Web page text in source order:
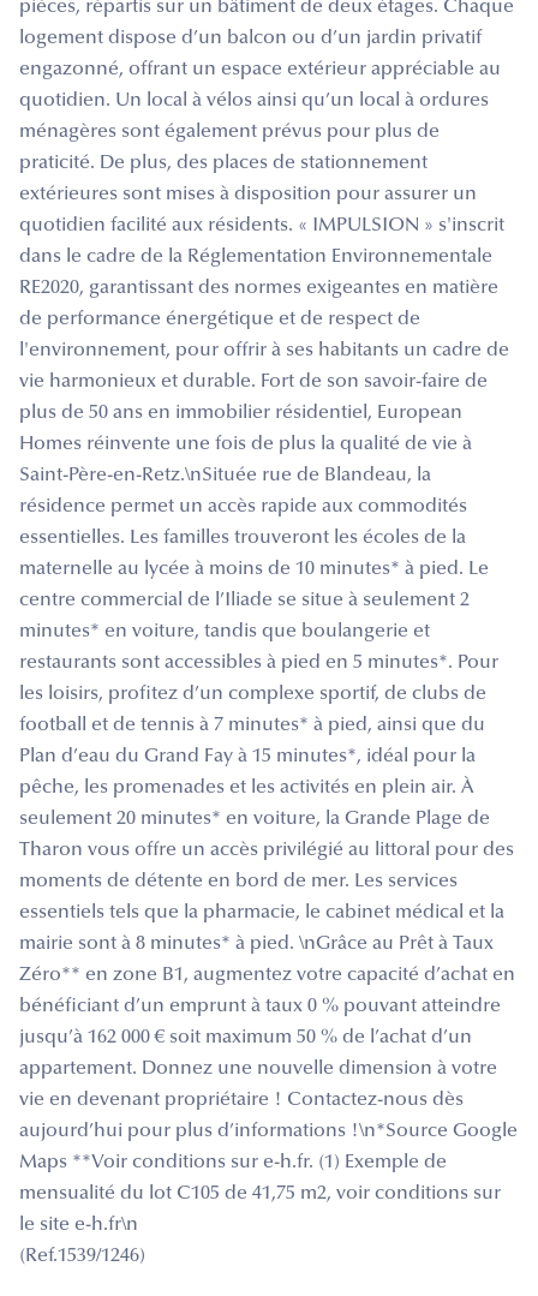
pièces, répartis sur un bâtiment de deux étages. Chaque
logement dispose d’un balcon ou d’un jardin privatif
engazonné, offrant un espace extérieur appréciable au
quotidien. Un local à vélos ainsi qu’un local à ordures
ménagères sont également prévus pour plus de
praticité. De plus, des places de stationnement
extérieures sont mises à disposition pour assurer un
quotidien facilité aux résidents. « IMPULSION » s'inscrit
dans le cadre de la Réglementation Environnementale
RE2020, garantissant des normes exigeantes en matière
de performance énergétique et de respect de
l'environnement, pour offrir à ses habitants un cadre de
vie harmonieux et durable. Fort de son savoir-faire de
plus de 50 ans en immobilier résidentiel, European
Homes réinvente une fois de plus la qualité de vie à
Saint-Père-en-Retz.\nSituée rue de Blandeau, la
résidence permet un accès rapide aux commodités
essentielles. Les familles trouveront les écoles de la
maternelle au lycée à moins de 10 minutes* à pied. Le
centre commercial de l’Iliade se situe à seulement 2
minutes* en voiture, tandis que boulangerie et
restaurants sont accessibles à pied en 5 minutes*. Pour
les loisirs, profitez d’un complexe sportif, de clubs de
football et de tennis à 7 minutes* à pied, ainsi que du
Plan d’eau du Grand Fay à 15 minutes*, idéal pour la
pêche, les promenades et les activités en plein air. À
seulement 20 minutes* en voiture, la Grande Plage de
Tharon vous offre un accès privilégié au littoral pour des
moments de détente en bord de mer. Les services
essentiels tels que la pharmacie, le cabinet médical et la
mairie sont à 8 minutes* à pied. \nGrâce au Prêt à Taux
Zéro** en zone B1, augmentez votre capacité d’achat en
bénéficiant d’un emprunt à taux 0 % pouvant atteindre
jusqu’à 162 000 € soit maximum 50 % de l’achat d’un
appartement. Donnez une nouvelle dimension à votre
vie en devenant propriétaire ! Contactez-nous dès
aujourd’hui pour plus d’informations !\n*Source Google
Maps **Voir conditions sur e-h.fr. (1) Exemple de
mensualité du lot C105 de 41,75 m2, voir conditions sur
le site e-h.fr\n
(Ref.1539/1246)